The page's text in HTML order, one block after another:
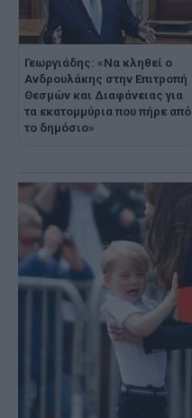
Γεωργιάδης: «Να κληθεί ο
Ανδρουλάκης στην Επιτροπή
Θεσμών και Διαφάνειας για
τα εκατομμύρια που πήρε από
το δημόσιο»